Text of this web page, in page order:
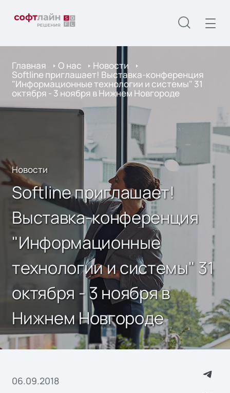
Главная О нас Новости
Softline приглашает! Выставка-конференция
"Информационные технологии и системы" 31
октября - 3 ноября в Нижнем Новгороде
Новости
Softline приглашает!
Выставка-конференция
"Информационные
технологии и системы" 31
октября - 3 ноября в
Нижнем Новгороде
06.09.2018